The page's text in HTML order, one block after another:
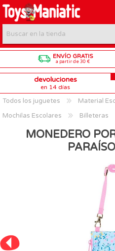
ENVÍO GRATIS
a partir de 30 €
devoluciones
en 14 días
Todos los juguetes
Material
Mochilas Escolares
Billeteras
MONEDERO